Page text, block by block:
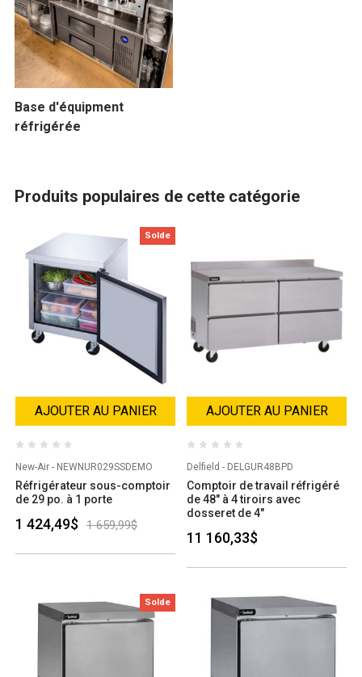
Base d'équipment
réfrigérée
Produits populaires de cette catégorie
Solde
AJOUTER AU PANIER
New-Air - NEWNUR029SSDEMO
Réfrigérateur sous-comptoir
de 29 po. à 1 porte
1 424,49$ 1 659,99$
AJOUTER AU PANIER
Delfield - DELGUR48BPD
Comptoir de travail réfrigéré
de 48" à 4 tiroirs avec
dosseret de 4"
11 160,33$
Solde